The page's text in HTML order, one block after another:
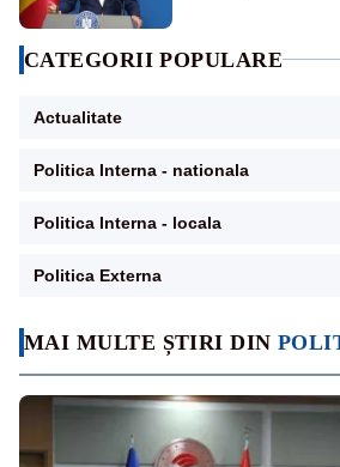
MAI MULTE ȘTIRI DIN
CATEGORII POPULARE
Actualitate
Politica Interna - nationala
Politica Interna - locala
Politica Externa